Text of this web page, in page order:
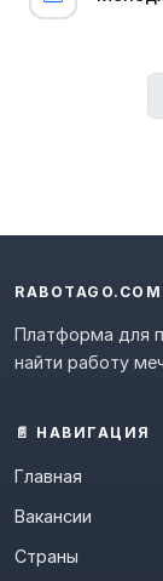
RABOTAGO.COM
Платформа для
найти работу
📄 НАВИГАЦИЯ
Главная
Вакансии
Страны